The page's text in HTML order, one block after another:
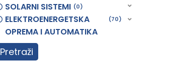
SOLARNI SISTEMI 0
ELEKTROENERGETSKA
OPREMA I AUTOMATIKA
70
Pretraži